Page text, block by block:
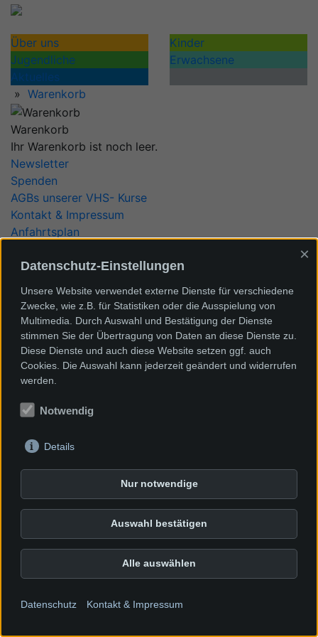
Über uns
Kinder
Jugendliche
Erwachsene
Aktuelles
» Warenkorb
Warenkorb
Ihr Warenkorb ist noch leer.
Newsletter
Spenden
AGBs unserer VHS- Kurse
Kontakt & Impressum
Anfahrtsplan
Intranet
Dieter-Kaltenbach-Stiftung
Konrad-Adenauer-Straße 22
79540 Lörrach
Tel. 07621/89420
Tutti Kiesi Rheinfelden
KiTa Am Bächle
KiTa ideenReich
Datenschutz-Einstellungen
×
Unsere Website verwendet externe Dienste für verschiedene
Zwecke, wie z.B. für Statistiken oder die Ausspielung von
Multimedia. Durch Auswahl und Bestätigung der Dienste
stimmen Sie der Übertragung von Daten an diese Dienste zu.
Diese Dienste und auch diese Website setzen ggf. auch
Cookies. Die Auswahl kann jederzeit geändert und widerrufen
werden.
Notwendig
Details
Nur notwendige
Auswahl bestätigen
Alle auswählen
Datenschutz Kontakt & Impressum